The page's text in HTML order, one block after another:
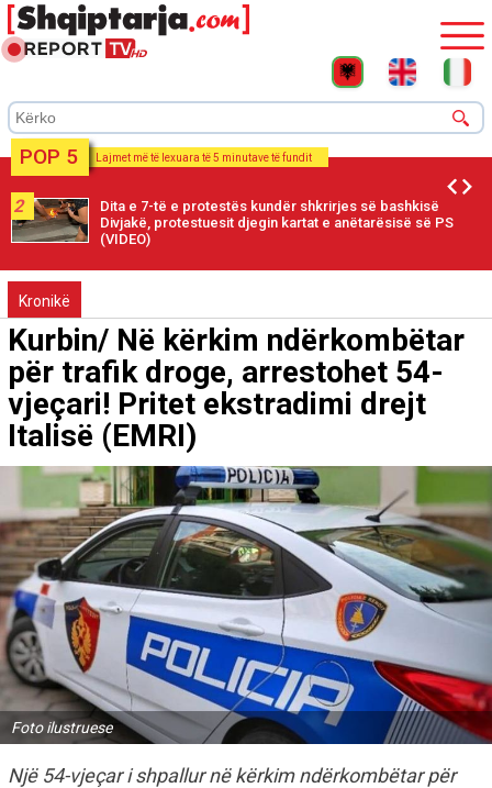
POP 5 Lajmet më të lexuara të 5 minutave të fundit
2
Dita e 7-të e protestës kundër shkrirjes së bashkisë
Divjakë, protestuesit djegin kartat e anëtarësisë së PS
(VIDEO)
Kronikë
Kurbin/ Në kërkim ndërkombëtar
për trafik droge, arrestohet 54-
vjeçari! Pritet ekstradimi drejt
Italisë (EMRI)
Foto ilustruese
Një 54-vjeçar i shpallur në kërkim ndërkombëtar për